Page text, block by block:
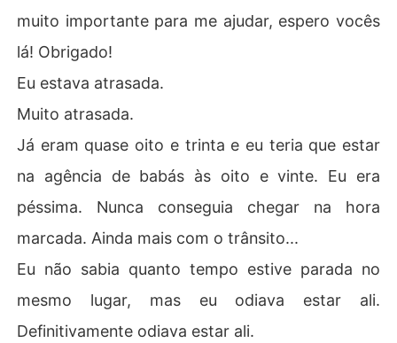
Brody
Esse é o meu lema.
Quando cruzei com Chelsea num acidente, mal podia a
meus filhos. Logo senti uma atração louca. A doce e vir
gem Chelsea sentia  o mesmo por mim, eu sabia, mas nã
o podíamos.
Eu não podia tirar a sua pureza.
Ela não podia me entregá-la.
as não podia tê-la. Não podia querê-la.
- S-sim. - Ela conseguiu responder.
- Não faz ideia do quanto adorei escutar isso, doce me
muito importante para me ajudar, espero vocês
lá! Obrigado!
Eu estava atrasada.
Muito atrasada.
Já eram quase oito e trinta e eu teria que estar
na agência de babás às oito e vinte. Eu era
péssima. Nunca conseguia chegar na hora
marcada. Ainda mais com o trânsito...
Eu não sabia quanto tempo estive parada no
mesmo lugar, mas eu odiava estar ali.
Definitivamente odiava estar ali.